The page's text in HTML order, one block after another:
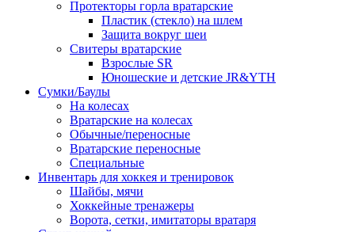
Протекторы горла вратарские
Пластик (стекло) на шлем
Защита вокруг шеи
Свитеры вратарские
Взрослые SR
Юношеские и детские JR&YTH
Сумки/Баулы
На колесах
Вратарские на колесах
Обычные/переносные
Вратарские переносные
Специальные
Инвентарь для хоккея и тренировок
Шайбы, мячи
Хоккейные тренажеры
Ворота, сетки, имитаторы вратаря